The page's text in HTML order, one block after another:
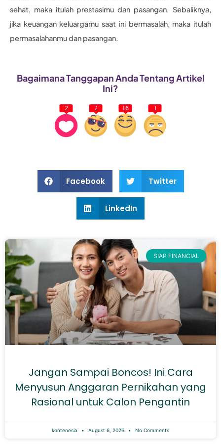
sehat, maka itulah prestasimu dan pasangan. Sebaliknya,
jika keuangan keluargamu saat ini bermasalah, maka itulah
permasalahanmu dan pasangan.
Bagaimana Tanggapan Anda Tentang Artikel
Ini?
2 2 16 1
Facebook Twitter
LinkedIn
SIAP FINANCIAL
Jangan Sampai Boncos! Ini Cara
Menyusun Anggaran Pernikahan yang
Rasional untuk Calon Pengantin
kontenesia August 6, 2026 No Comments